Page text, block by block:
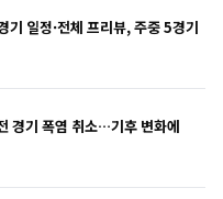
일정·전체 프리뷰, 주중 5경기
경기 폭염 취소…기후 변화에